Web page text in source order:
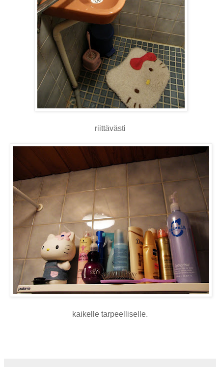
riittävästi
kaikelle tarpeelliselle.